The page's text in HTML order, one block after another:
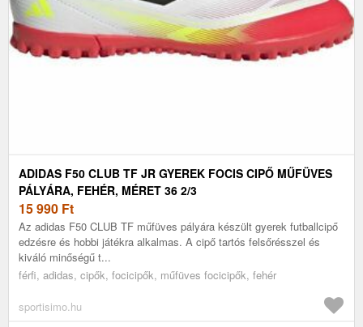
ADIDAS F50 CLUB TF JR GYEREK FOCIS CIPŐ MŰFÜVES
PÁLYÁRA, FEHÉR, MÉRET 36 2/3
15 990 Ft
Az adidas F50 CLUB TF műfüves pályára készült gyerek futballcipő
edzésre és hobbi játékra alkalmas. A cipő tartós felsőrésszel és
kiváló minőségű t...
férfi, adidas, cipők, focicipők, műfüves focicipők, fehér
sportisimo.hu